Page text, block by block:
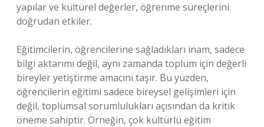
yapılar ve kültürel değerler, öğrenme süreçlerini
doğrudan etkiler.
Eğitimcilerin, öğrencilerine sağladıkları inam, sadece
bilgi aktarımı değil, aynı zamanda toplum için değerli
bireyler yetiştirme amacını taşır. Bu yüzden,
öğrencilerin eğitimi sadece bireysel gelişimleri için
değil, toplumsal sorumlulukları açısından da kritik
öneme sahiptir. Örneğin, çok kültürlü eğitim